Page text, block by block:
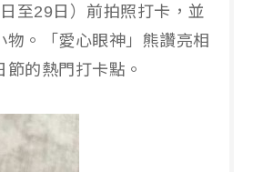
至29日）前拍照打卡，並
。「愛心眼神」熊讚亮相
的熱門打卡點。